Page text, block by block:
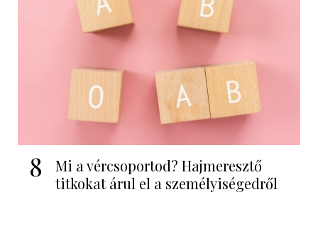
8
Mi a vércsoportod? Hajmeresztő
titkokat árul el a személyiségedről